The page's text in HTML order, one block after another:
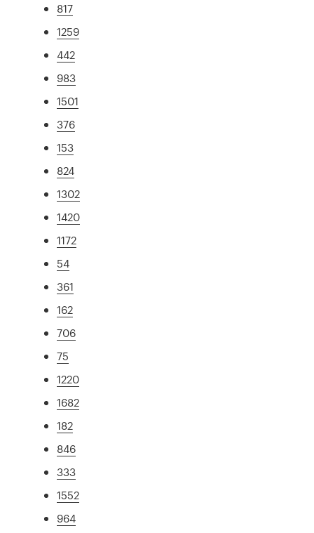
817
1259
442
983
1501
376
153
824
1302
1420
1172
54
361
162
706
75
1220
1682
182
846
333
1552
964